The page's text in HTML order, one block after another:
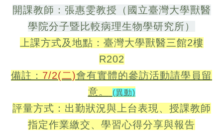
開課教師：張惠雯教授（國立臺灣大學獸醫
學院分子暨比較病理生物學研究所）
上課方式及地點： 臺灣大學獸醫三館2樓
R202
備註： 7/2(二)會有實體的參訪活動請學員留
意。
(異動)
評量方式：出勤狀況與上台表現、授課教師
指定作業繳交、學習心得分享與報告